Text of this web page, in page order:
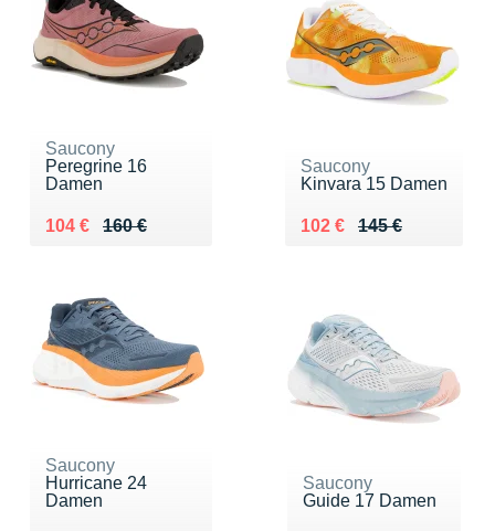
Saucony
Peregrine 16
Damen
160 €
Au lieu de 160 €
104 €
Vendu 104 €
Saucony
Kinvara 15 Damen
145 €
Au lieu de 145 €
102 €
Vendu 102 €
Saucony
Hurricane 24
Damen
Saucony
Guide 17 Damen